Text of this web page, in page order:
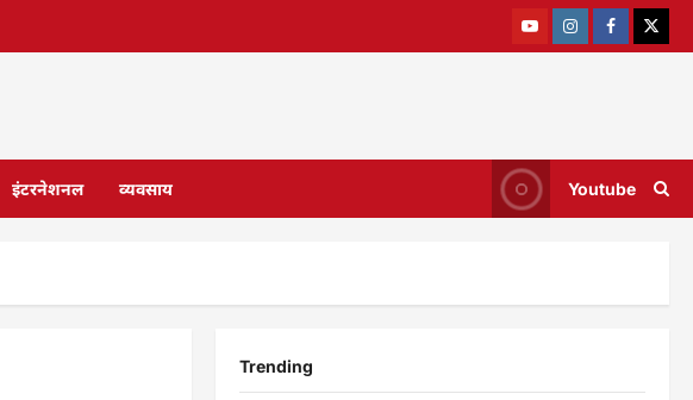
इंटरनेशनल व्यवसाय Youtube
Trending